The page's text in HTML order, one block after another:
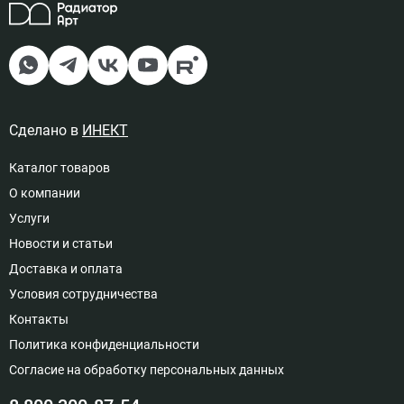
15
Подключение левый, Цвет
решетка рулонная - мербау
Доступно под заказ
16
анодирование
29 724 руб
Доступно под заказ
Подключение правый, Цвет
Сделано в ИНЕКТ
Каталог товаров
О компании
Услуги
Новости и статьи
Доставка и оплата
Условия сотрудничества
Контакты
Политика конфиденциальности
Согласие на обработку персональных данных